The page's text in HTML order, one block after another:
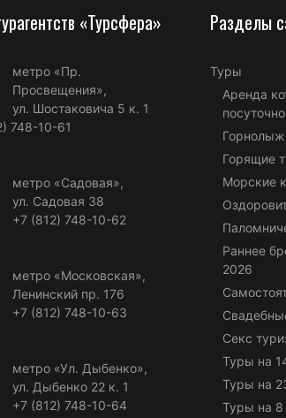
«Турсфера»
метро «Пр.
Просвещения»,
ул. Шостаковича 5 к. 1
748-10-61
метро «Садовая»,
ул. Садовая 38
+7 (812) 748-10-62
метро «Московская»,
Ленинский пр. 176
+7 (812) 748-10-63
метро «Ул. Дыбенко»,
ул. Дыбенко 22 к. 1
+7 (812) 748-10-64
Разделы
Туры
Аренда
Горящие
Морские
Раннее
2026
Секс
Туры на
Туры на
Туры на 8